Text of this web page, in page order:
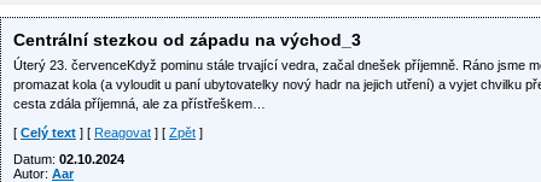
Centrální stezkou od západu na východ_3
Úterý 23. červenceKdyž pominu stále trvající vedra, začal dnešek příjemně. Ráno jsme
promazat kola (a vyloudit u paní ubytovatelky nový hadr na jejich utření) a vyjet chvilku
cesta zdála příjemná, ale za přístřeškem…
[ Celý text ] [ Reagovat ] [ Zpět ]
Datum: 02.10.2024
Autor: Aar